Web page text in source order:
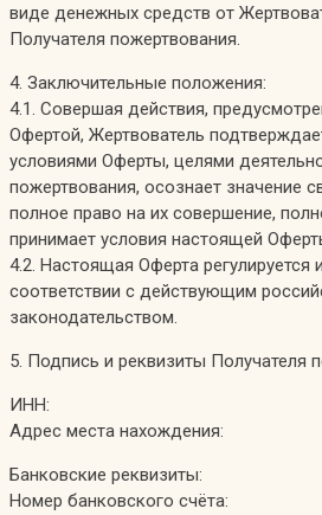
виде денежных средств от
Получателя пожертвования.
4. Заключительные положения:
4.1. Совершая действия,
Офертой, Жертвователь
условиями Оферты, целями
пожертвования, осознает значение
полное право на их совершение,
принимает условия настоящей
4.2. Настоящая Оферта регулируется
соответствии с действующим
законодательством.
5. Подпись и реквизиты Получателя
ИНН:
Адрес места нахождения:
Банковские реквизиты:
Номер банковского счёта: